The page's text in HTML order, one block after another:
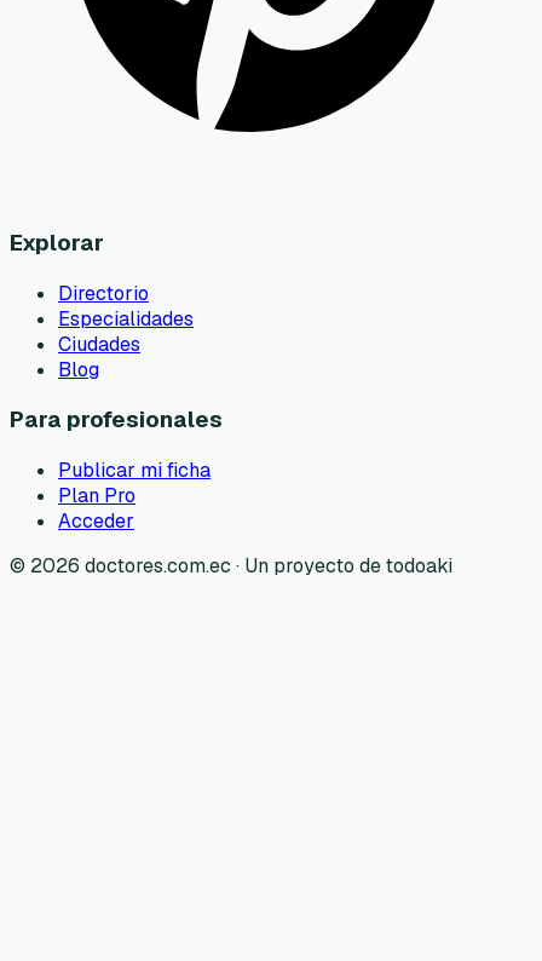
Explorar
Directorio
Especialidades
Ciudades
Blog
Para profesionales
Publicar mi ficha
Plan Pro
Acceder
© 2026 doctores.com.ec · Un proyecto de todoaki